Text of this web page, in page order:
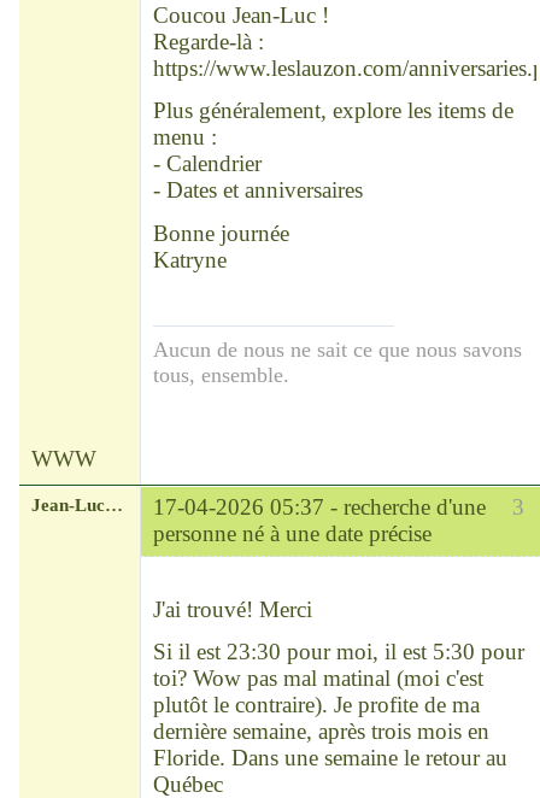
Coucou Jean-Luc !
Regarde-là :
https://www.leslauzon.com/
Plus généralement, explore les items de
menu :
- Calendrier
- Dates et anniversaires
Bonne journée
Katryne
Aucun de nous ne sait ce que nous savons
tous, ensemble.
WWW
3
Jean-Luc-Lauzon 17-04-2026 05:37 - recherche d'une
personne né à une date précise
J'ai trouvé! Merci
Si il est 23:30 pour moi, il est 5:30 pour
toi? Wow pas mal matinal (moi c'est
plutôt le contraire). Je profite de ma
dernière semaine, après trois mois en
Floride. Dans une semaine le retour au
Québec